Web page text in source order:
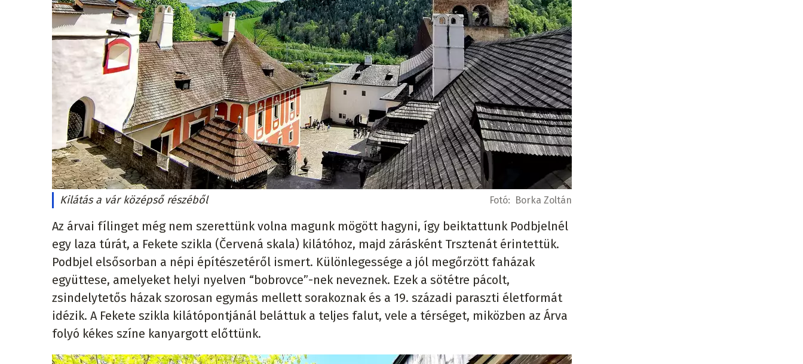
Kilátás a vár középső részéből Fotó: Borka Zoltán
Az árvai fílinget még nem szerettünk volna magunk mögött hagyni, így beiktattunk Podbjelnél
egy laza túrát, a Fekete szikla (Červená skala) kilátóhoz, majd zárásként Trsztenát érintettük.
Podbjel elsősorban a népi építészetéről ismert. Különlegessége a jól megőrzött faházak
együttese, amelyeket helyi nyelven “bobrovce”-nek neveznek. Ezek a sötétre pácolt,
zsindelytetős házak szorosan egymás mellett sorakoznak és a 19. századi paraszti életformát
idézik. A Fekete szikla kilátópontjánál beláttuk a teljes falut, vele a térséget, miközben az Árva
folyó kékes színe kanyargott előttünk.